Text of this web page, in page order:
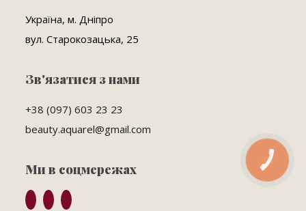
Україна, м. Дніпро
вул. Старокозацька, 25
Зв'язатися з нами
+38 (097) 603 23 23
beauty.aquarel@gmail.com
Ми в соцмережах
КНОПКА
ЗВ'ЯЗКУ